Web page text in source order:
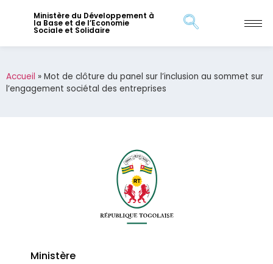
Ministère du Développement à
la Base et de l’Economie
Sociale et Solidaire
Accueil » Mot de clôture du panel sur l’inclusion au sommet sur
l’engagement sociétal des entreprises
Ministère